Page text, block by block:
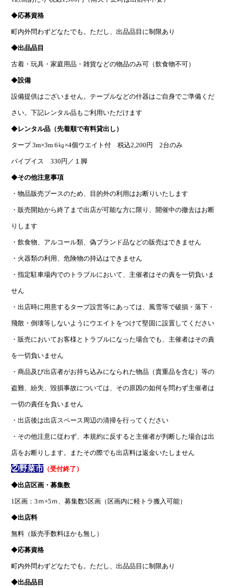
◆応募資格
町内外問わずどなたでも。ただし、出品品目に制限あり
◆出品品目
古着・玩具・家庭用品・雑貨などの物品のみ可（飲食物不可）
◆設備
設備提供はございません。テーブルなどの什器はご自身でご準備くだ
さい。下記レンタル品もご利用いただけます
◆レンタル品（先着順で有料貸出し）
タープ 3m×3m 6㎏×4個ウエイト付 税込2,200円 2台のみ
パイプイス 330円／１脚
◆その他注意事項
・物品販売ブースのため、目的外の利用はお断りいたします
・販売開始から終了まで出店が可能な方に限り、開催中の撤去はお断
りします
・飲食物、アルコール類、偽ブランド品などの販売はできません
・火器類の利用、危険物の持込はできません
・指定駐車場内でのトラブルにおいて、主催者はその責を一切負いま
せん
・出店時に用意するタープ設営等にあっては、風雪等で破損・落下・
飛散・倒壊等しないようにウエイトをつけて堅固に設置してください
・販売においてお客様とトラブルになった場合でも、主催者はその責
を一切負いません
・商品及び出店者がお持ち込みになられた物品（貴重品を含む）等の
盗難、紛失、毀損事故については、その原因の如何を問わず主催者は
一切の責任を負いません
・出店後は出店スペース周辺の清掃を行ってください
・その他注意に従わず、本規約に反すると主催者が判断した場合は出
店をお断りします。またその際でも出店料は返金いたしません
②野菜市 （受付終了）
◆出店区画・募集数
1区画：3ｍ×5ｍ、募集数5区画（区画内に軽トラ搬入可能）
◆出店料
無料（販売手数料ほかも無し）
◆応募資格
町内外問わずどなたでも。ただし、出品品目に制限あり
◆出品品目